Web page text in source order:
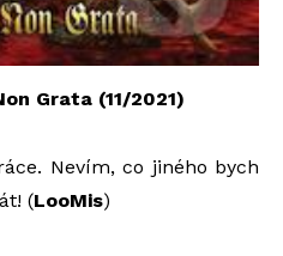
Grata (11/2021)
Nevím, co jiného bych
(LooMis)